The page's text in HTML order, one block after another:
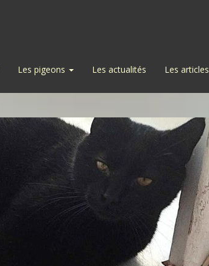
Les pigeons Les actualités Les articles